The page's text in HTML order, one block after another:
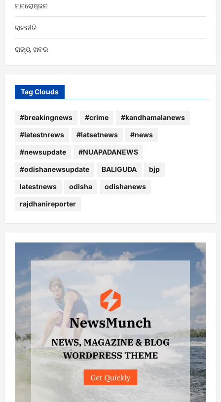
ମନରୋଞ୍ଜନ
ରାଜନୀତି
ରାଜ୍ୟ ଖବର
Tag Clouds
#breakingnews #crime #kandhamalanews
#latestnrews #latsetnews #news
#newsupdate #NUAPADANEWS
#odishanewsupdate BALIGUDA bjp
latestnews odisha odishanews
rajdhanireporter